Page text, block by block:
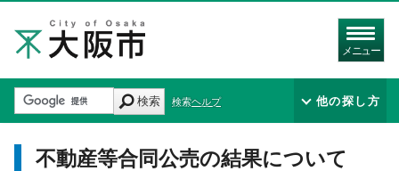
メニュー
検索 検索ヘルプ 他の探し方
不動産等合同公売の結果について